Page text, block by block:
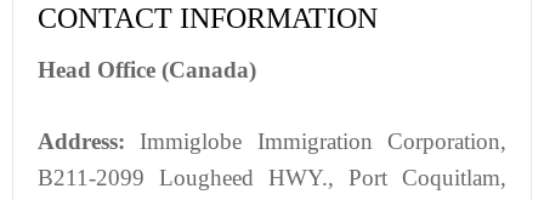
CONTACT INFORMATION
Head Office (Canada)
Address: Immiglobe Immigration Corporation,
B211-2099 Lougheed HWY., Port Coquitlam,